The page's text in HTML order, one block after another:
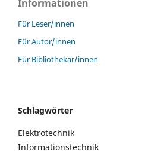
Informationen
Für Leser/innen
Für Autor/innen
Für Bibliothekar/innen
Schlagwörter
Elektrotechnik
Informationstechnik